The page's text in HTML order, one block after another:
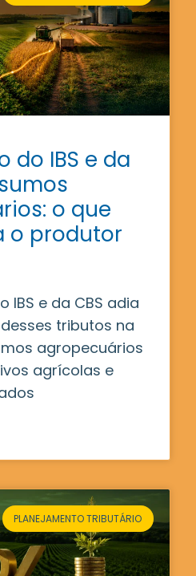
do IBS e da
o que
o produtor
IBS e da CBS adia
tributos na
agropecuários
agrícolas e
PLANEJAMENTO TRIBUTÁRIO